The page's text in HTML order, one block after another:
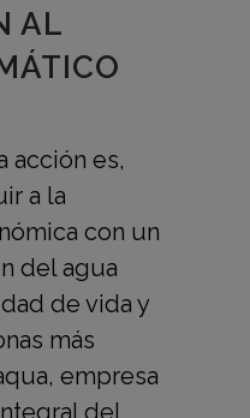
AL
acción es,
a la
con un
del agua
de vida y
más
empresa
del